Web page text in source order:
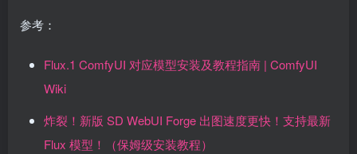
参考：
Flux.1 ComfyUI 对应模型安装及教程指南 | ComfyUI
Wiki
炸裂！新版 SD WebUI Forge 出图速度更快！支持最新
Flux 模型！（保姆级安装教程）